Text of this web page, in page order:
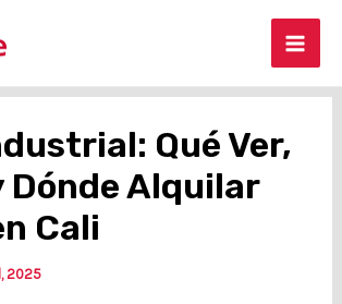
Qué Ver,
Dónde Alquilar
Cali
2025